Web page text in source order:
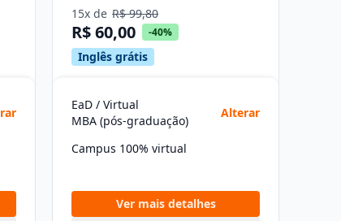
15x de R$ 99,80
R$ 60,00 -40%
Inglês grátis
EaD / Virtual
MBA (pós-graduação)
Alterar
Campus 100% virtual
Ver mais detalhes